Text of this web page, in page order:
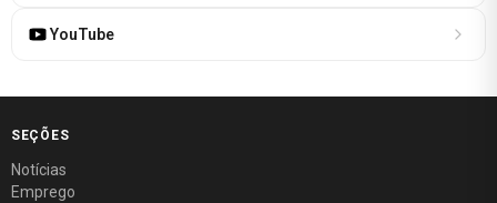
YouTube
SEÇÕES
Notícias
Emprego